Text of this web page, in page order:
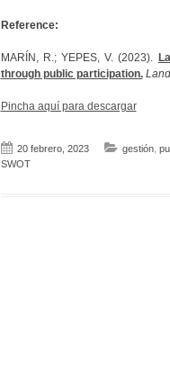
Reference:
MARÍN, R.; YEPES, V. (2023).
through public participation. Land
Pincha aquí para descargar
20 febrero, 2023 gestión,
SWOT